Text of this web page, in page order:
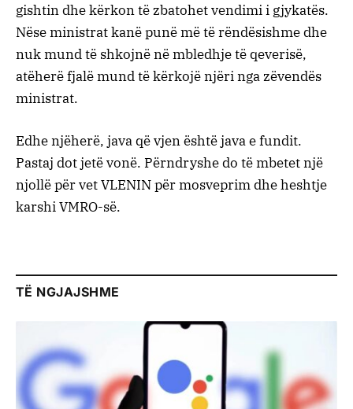
gishtin dhe kërkon të zbatohet vendimi i gjykatës.
Nëse ministrat kanë punë më të rëndësishme dhe
nuk mund të shkojnë në mbledhje të qeverisë,
atëherë fjalë mund të kërkojë njëri nga zëvendës
ministrat.
Edhe njëherë, java që vjen është java e fundit.
Pastaj dot jetë vonë. Përndryshe do të mbetet një
njollë për vet VLENIN për mosveprim dhe heshtje
karshi VMRO-së.
TË NGJAJSHME